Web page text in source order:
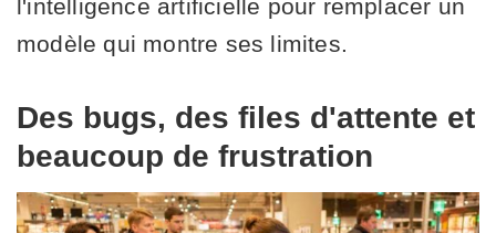
l'intelligence artificielle pour remplacer un
modèle qui montre ses limites.
Des bugs, des files d'attente et
beaucoup de frustration